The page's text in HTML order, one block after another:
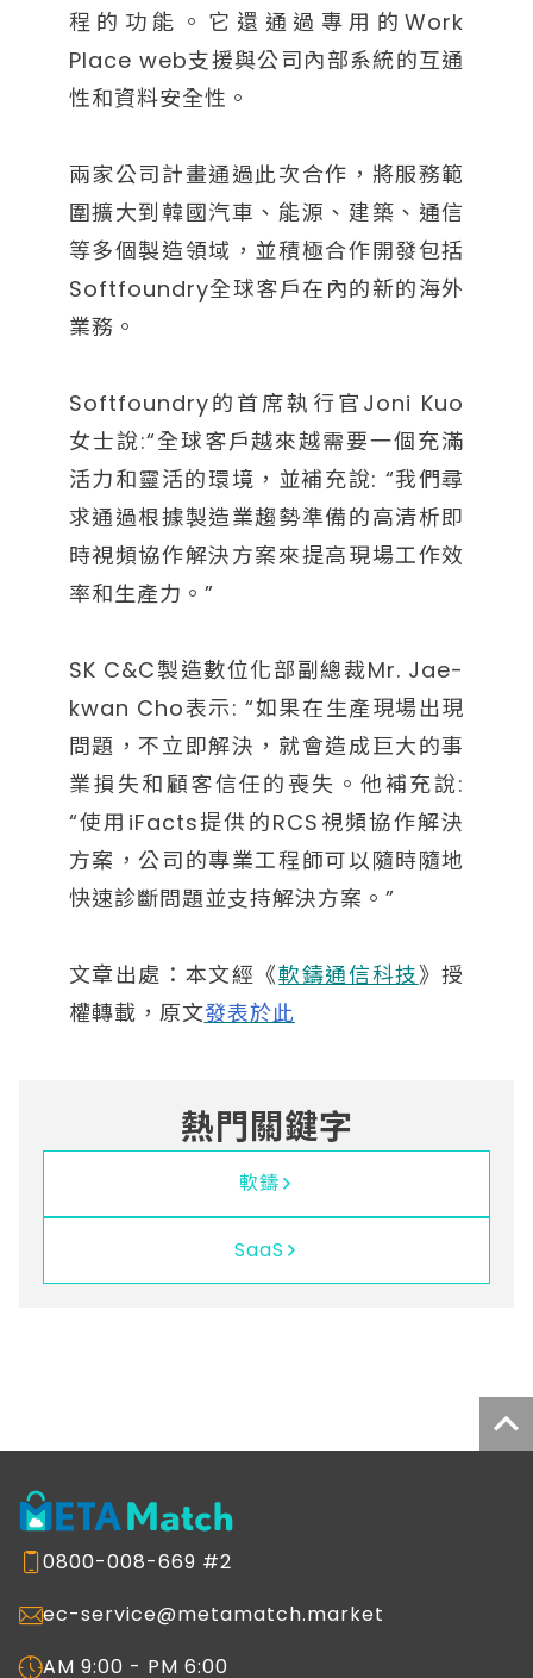
程的功能。它還通過專用的Work
Place web支援與公司內部系統的互通
性和資料安全性。
兩家公司計畫通過此次合作，將服務範
圍擴大到韓國汽車、能源、建築、通信
等多個製造領域，並積極合作開發包括
Softfoundry全球客戶在內的新的海外
業務。
Softfoundry的首席執行官Joni Kuo
女士說:“全球客戶越來越需要一個充滿
活力和靈活的環境，並補充說: “我們尋
求通過根據製造業趨勢準備的高清析即
時視頻協作解決方案來提高現場工作效
率和生產力。”
SK C&C製造數位化部副總裁Mr. Jae-
kwan Cho表示: “如果在生產現場出現
問題，不立即解決，就會造成巨大的事
業損失和顧客信任的喪失。他補充說:
“使用iFacts提供的RCS視頻協作解決
方案，公司的專業工程師可以隨時隨地
快速診斷問題並支持解決方案。”
文章出處：本文經《軟鑄通信科技》授
權轉載，原文發表於此
熱門關鍵字
軟鑄
SaaS
0800-008-669 #2
ec-service@metamatch.market
AM 9:00 - PM 6:00